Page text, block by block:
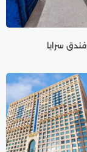
فندق سرايا